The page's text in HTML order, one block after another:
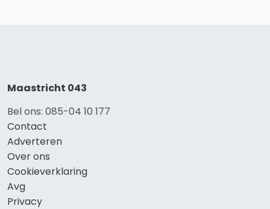
Maastricht 043
Bel ons: 085-04 10 177
Contact
Adverteren
Over ons
Cookieverklaring
Avg
Privacy